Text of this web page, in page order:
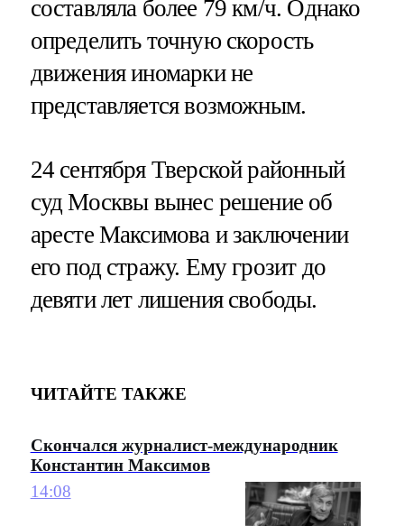
составляла более 79 км/ч. Однако
определить точную скорость
движения иномарки не
представляется возможным.
24 сентября Тверской районный
суд Москвы вынес решение об
аресте Максимова и заключении
его под стражу. Ему грозит до
девяти лет лишения свободы.
ЧИТАЙТЕ ТАКЖЕ
Скончался журналист-международник
Константин Максимов
14:08